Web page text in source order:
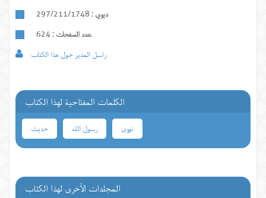
ديوي : 297/211/1748
عدد الصفحات :
راسل المدير حول هذا الكتاب
الكلمات المفتاحية لهذا الكتاب
حدیث رسول الله نووی
المجلدات الأخرى لهذا الكتاب